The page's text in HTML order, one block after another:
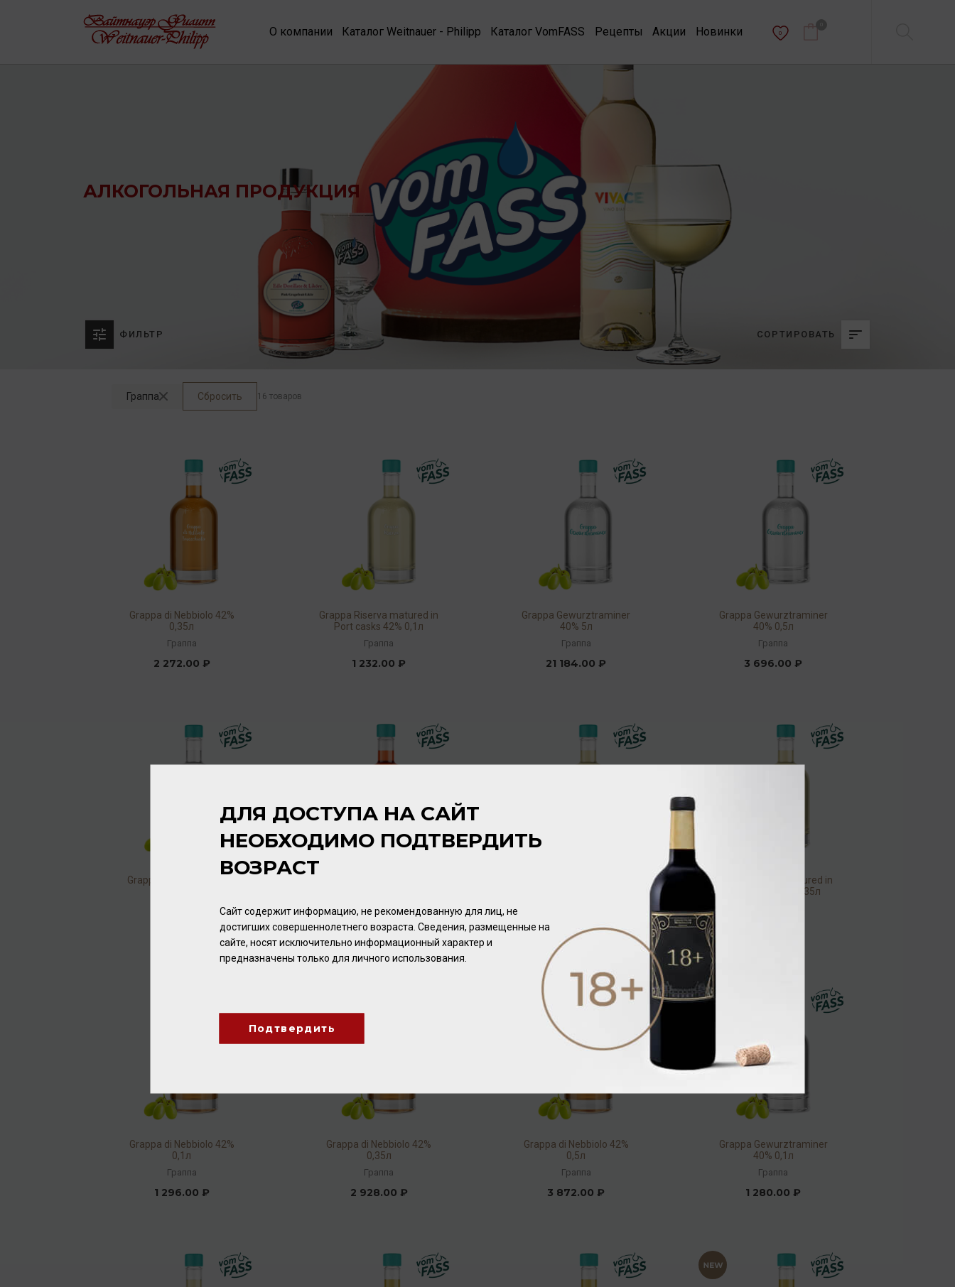
О компании Каталог Weitnauer - Philipp Каталог VomFASS Рецепты Акции Новинки 0
АЛКОГОЛЬНАЯ ПРОДУКЦИЯ
ФИЛЬТР СОРТИРОВАТЬ
Граппа Сбросить 16 товаров
Grappa di Nebbiolo 42%
0,35л
Граппа
2 272.00 ₽
Grappa Riserva matured in
Port casks 42% 0,1л
Граппа
1 232.00 ₽
Grappa Gewurztraminer
40% 5л
Граппа
21 184.00 ₽
Grappa Gewurztraminer
40% 0,5л
Граппа
3 696.00 ₽
Grappa Gewurztraminer
Граппа
2 656.00 ₽ 1 856.00 ₽
Grappa Riserva matured in
Port casks 42% 0,35л
Grappa di Nebbiolo 42%
0,1л
Граппа
1 296.00 ₽
Grappa di Nebbiolo 42%
0,35л
Граппа
2 928.00 ₽
Grappa di Nebbiolo 42%
0,5л
Граппа
3 872.00 ₽
Grappa Gewurztraminer
40% 0,1л
Граппа
1 280.00 ₽
ДЛЯ ДОСТУПА НА САЙТ
НЕОБХОДИМО ПОДТВЕРДИТЬ
ВОЗРАСТ
Сайт содержит информацию, не рекомендованную для лиц, не
достигших совершеннолетнего возраста. Сведения, размещенные на
сайте, носят исключительно информационный характер и
предназначены только для личного использования.
Подтвердить